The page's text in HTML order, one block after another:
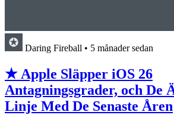
Daring Fireball • 5 månader sedan
★ Apple Släpper iOS 26
Antagningsgrader, och De
Linje Med De Senaste Åren